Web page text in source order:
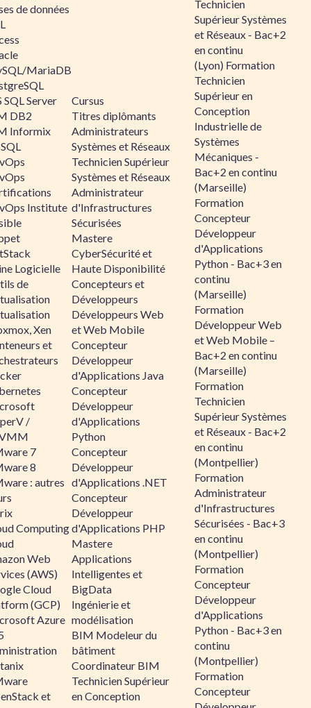
de données
MariaDB
SQL Server
DB2
Informix
Institute
Logicielle
de
Xen
et
/
7
8
: autres
Computing
Web
(AWS)
Cloud
(GCP)
Azure
et
Cursus
Titres diplômants
Administrateurs
Systèmes et Réseaux
Technicien Supérieur
Systèmes et Réseaux
Administrateur
d'Infrastructures
Sécurisées
Mastere
CyberSécurité et
Haute Disponibilité
Concepteurs et
Développeurs
Développeurs Web
et Web Mobile
Concepteur
Développeur
d'Applications Java
Concepteur
Développeur
d'Applications
Python
Concepteur
Développeur
d'Applications .NET
Concepteur
Développeur
d'Applications PHP
Mastere
Applications
Intelligentes et
BigData
Ingénierie et
modélisation
BIM Modeleur du
bâtiment
Coordinateur BIM
Technicien Supérieur
en Conception
Technicien
Supérieur Systèmes
et Réseaux - Bac+2
en continu
(Lyon) Formation
Technicien
Supérieur en
Conception
Industrielle de
Systèmes
Mécaniques -
Bac+2 en continu
(Marseille)
Formation
Concepteur
Développeur
d'Applications
Python - Bac+3 en
continu
(Marseille)
Formation
Développeur Web
et Web Mobile –
Bac+2 en continu
(Marseille)
Formation
Technicien
Supérieur Systèmes
et Réseaux - Bac+2
en continu
(Montpellier)
Formation
Administrateur
d'Infrastructures
Sécurisées - Bac+3
en continu
(Montpellier)
Formation
Concepteur
Développeur
d'Applications
Python - Bac+3 en
continu
(Montpellier)
Formation
Concepteur